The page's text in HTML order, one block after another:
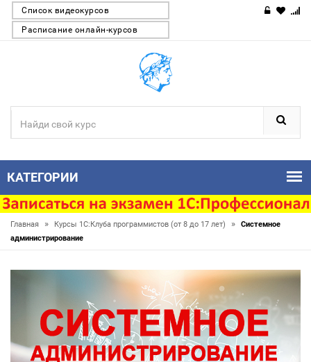
Список видеокурсов
Расписание онлайн-курсов
КАТЕГОРИИ
Главная » Курсы 1С:Клуба программистов (от 8 до 17 лет) »
Системное
администрирование